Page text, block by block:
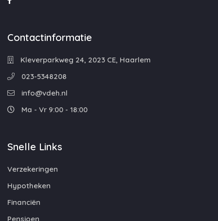
Contactinformatie
Kleverparkweg 24, 2023 CE, Haarlem
023-5348208
info@vdeh.nl
Ma - Vr 9:00 - 18:00
Snelle Links
Verzekeringen
Hypotheken
Financiën
Pensioen